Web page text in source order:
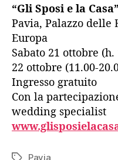
“Gli Sposi e la
Pavia, Palazzo delle
Europa
Sabato 21 ottobre
22 ottobre (11.00-
Ingresso gratuito
Con la
wedding specialist
Tag Pavia